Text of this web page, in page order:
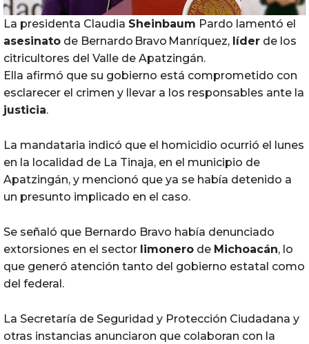
La presidenta Claudia Sheinbaum Pardo lamentó el
asesinato de Bernardo Bravo Manríquez, líder de los
citricultores del Valle de Apatzingán.
Ella afirmó que su gobierno está comprometido con
esclarecer el crimen y llevar a los responsables ante la
justicia.
La mandataria indicó que el homicidio ocurrió el lunes
en la localidad de La Tinaja, en el municipio de
Apatzingán, y mencionó que ya se había detenido a
un presunto implicado en el caso.
Se señaló que Bernardo Bravo había denunciado
extorsiones en el sector limonero de Michoacán, lo
que generó atención tanto del gobierno estatal como
del federal.
La Secretaría de Seguridad y Protección Ciudadana y
otras instancias anunciaron que colaboran con la